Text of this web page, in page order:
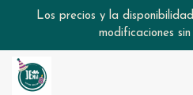
Los precios y la
modificaciones